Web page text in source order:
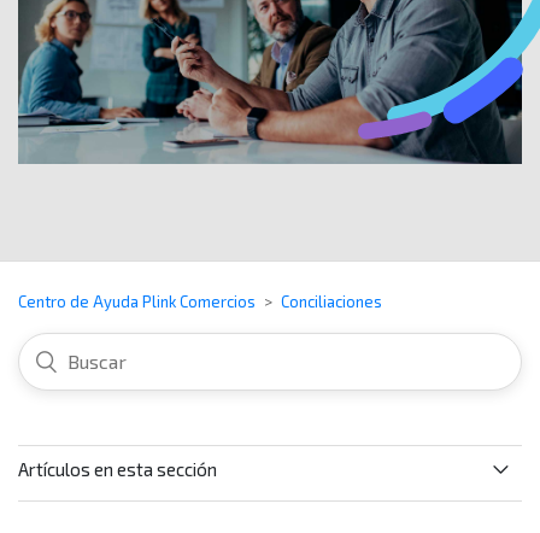
Centro de Ayuda Plink Comercios Conciliaciones
Artículos en esta sección